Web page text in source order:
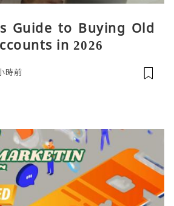
Guide to Buying Old
in 2026
時前